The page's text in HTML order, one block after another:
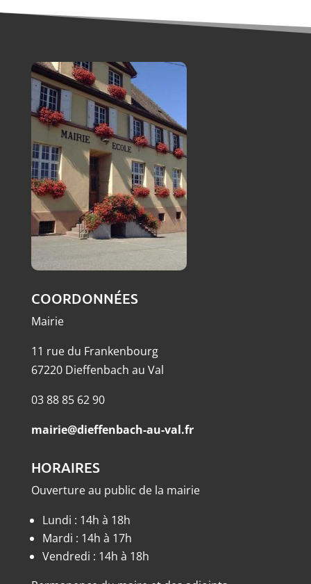
COORDONNÉES
Mairie
11 rue du Frankenbourg
67220 Dieffenbach au Val
03 88 85 62 90
mairie@dieffenbach-au-val.fr
HORAIRES
Ouverture au public de la mairie
Lundi : 14h à 18h
Mardi : 14h à 17h
Vendredi : 14h à 18h